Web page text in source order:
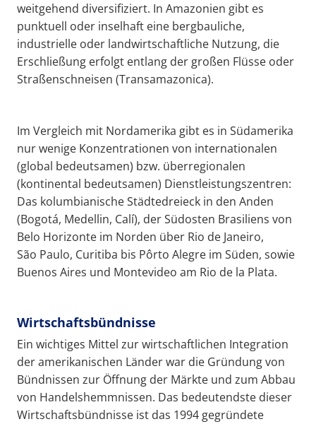
weitgehend diversifiziert. In Amazonien gibt es
punktuell oder inselhaft eine bergbauliche,
industrielle oder landwirtschaftliche Nutzung, die
Erschließung erfolgt entlang der großen Flüsse oder
Straßenschneisen (Transamazonica).
Im Vergleich mit Nordamerika gibt es in Südamerika
nur wenige Konzentrationen von internationalen
(global bedeutsamen) bzw. überregionalen
(kontinental bedeutsamen) Dienstleistungszentren:
Das kolumbianische Städtedreieck in den Anden
(Bogotá, Medellin, Calí), der Südosten Brasiliens von
Belo Horizonte im Norden über Rio de Janeiro,
São Paulo, Curitiba bis Pôrto Alegre im Süden, sowie
Buenos Aires und Montevideo am Rio de la Plata.
Wirtschaftsbündnisse
Ein wichtiges Mittel zur wirtschaftlichen Integration
der amerikanischen Länder war die Gründung von
Bündnissen zur Öffnung der Märkte und zum Abbau
von Handelshemmnissen. Das bedeutendste dieser
Wirtschaftsbündnisse ist das 1994 gegründete